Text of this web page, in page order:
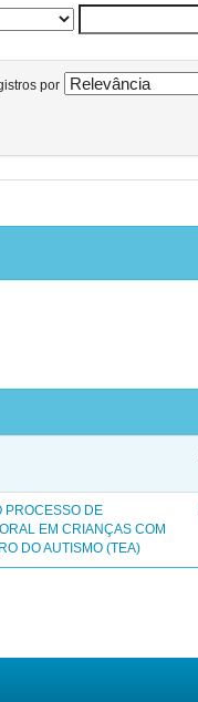
por
PROCESSO DE
EM CRIANÇAS COM
DO AUTISMO (TEA)